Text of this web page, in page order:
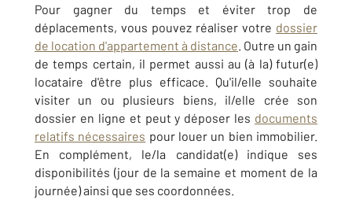
Pour gagner du temps et éviter trop de
déplacements, vous pouvez réaliser votre dossier
de location d'appartement à distance . Outre un gain
de temps certain, il permet aussi au (à la) futur(e)
locataire d'être plus efficace. Qu'il/elle souhaite
visiter un ou plusieurs biens, il/elle crée son
dossier en ligne et peut y déposer les documents
relatifs nécessaires pour louer un bien immobilier.
En complément, le/la candidat(e) indique ses
disponibilités (jour de la semaine et moment de la
journée) ainsi que ses coordonnées.